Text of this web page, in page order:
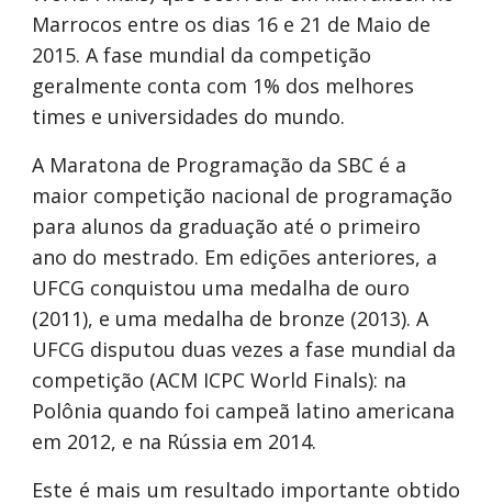
Marrocos entre os dias 16 e 21 de Maio de
2015. A fase mundial da competição
geralmente conta com 1% dos melhores
times e universidades do mundo.
A Maratona de Programação da SBC é a
maior competição nacional de programação
para alunos da graduação até o primeiro
ano do mestrado. Em edições anteriores, a
UFCG conquistou uma medalha de ouro
(2011), e uma medalha de bronze (2013). A
UFCG disputou duas vezes a fase mundial da
competição (ACM ICPC World Finals): na
Polônia quando foi campeã latino americana
em 2012, e na Rússia em 2014.
Este é mais um resultado importante obtido